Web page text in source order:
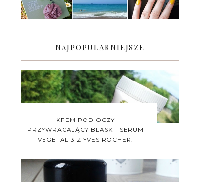
NAJPOPULARNIEJSZE
KREM POD OCZY
PRZYWRACAJĄCY BLASK - SERUM
VEGETAL 3 Z YVES ROCHER.